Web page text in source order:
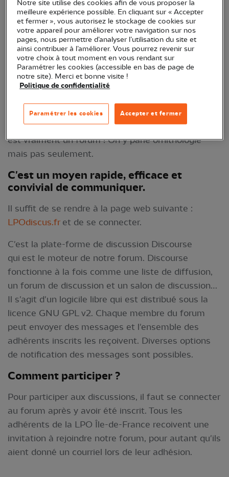
LPOdiscus est le forum de discussion interne à la
LPO Île-de-France. Il est exclusivement réservé aux
adhérents de notre délégation. Ce forum de
discussion est le complément de la lettre
d'information que tous les adhérents de la
délégation recoivent régulièrement. Il s'agit en
effet de communiquer horizontalement entre
faisant circuler des observations, des informations,
des idées, des questions, des opinions. LPOdiscus
est vraiment un forum ! On y parle ornithologie
mais pas seulement.
C'est un moyen rapide, efficace et
convivial de communiquer.
Il suffit de se rendre à la page web suivante :
LPOdiscus.fr et de se connecter.
C'est la plate-forme de discussion Discourse
qui est le moteur de notre forum. Discourse
fonctionne à la fois comme une liste de diffusion,
un forum de discussion et un salon de discussion…
Il s'agit d'un logicile libre qui est distribué sous la
licence GNU GPL v2. Chaque membre du forum
peut envoyer des messages et l'ensemble des
adhérents inscrits les reçoivent. Diverses options
de notification des messages sont possibles.
Comment participer ?
Pour participer aux discussions, il faut se connecter
au forum après y avoir été inscrit. Tous les
adhérents de la LPO Île-de-France recoivent une
invitation à rejoindre notre forum, pour autant qu'ils
aient donné un courriel lors de leur adhésion.
Notre site utilise des cookies afin de vous proposer la
meilleure expérience possible. En cliquant sur « Accepter
et fermer », vous autorisez le stockage de cookies sur
votre appareil pour améliorer votre navigation sur nos
pages, nous permettre d’analyser l’utilisation du site et
ainsi contribuer à l’améliorer. Vous pourrez revenir sur
votre choix à tout moment en vous rendant sur
Paramétrer les cookies (accessible en bas de page de
notre site). Merci et bonne visite !
Politique de confidentialité
Accepter et fermer
Paramétrer les cookies